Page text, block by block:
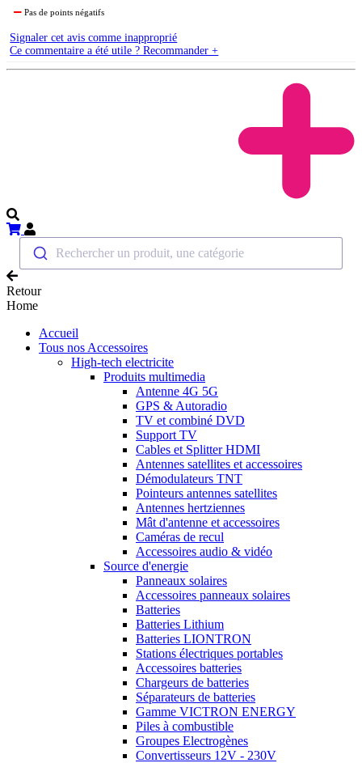
Pas de points négatifs
Signaler cet avis comme inapproprié
Ce commentaire a été utile ? Recommander +
Rechercher un produit, une catégorie
Retour
Home
Accueil
Tous nos Accessoires
High-tech electricite
Produits multimedia
Antenne 4G 5G
GPS & Autoradio
TV et combiné DVD
Support TV
Cables et Splitter HDMI
Antennes satellites et accessoires
Démodulateurs TNT
Pointeurs antennes satellites
Antennes hertziennes
Mât d'antenne et accessoires
Caméras de recul
Accessoires audio & vidéo
Source d'energie
Panneaux solaires
Accessoires panneaux solaires
Batteries
Batteries Lithium
Batteries LIONTRON
Stations électriques portables
Accessoires batteries
Chargeurs de batteries
Séparateurs de batteries
Gamme VICTRON ENERGY
Piles à combustible
Groupes Electrogènes
Convertisseurs 12V - 230V